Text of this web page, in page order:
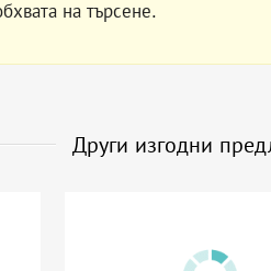
на търсене.
Други изгодни